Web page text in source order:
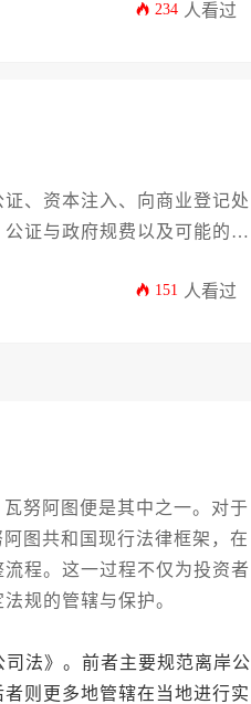
234 人看过
、资本注入、向商业登记处
证与政府规费以及可能的代
151 人看过
努阿图便是其中之一。对于
图共和国现行法律框架，在
程。这一过程不仅为投资者
规的管辖与保护。
法》。前者主要规范离岸公
则更多地管辖在当地进行实